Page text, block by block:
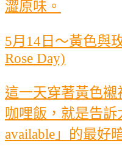
澀原味。
5月14日～黃色與
Rose Day)
這一天穿著黃色
咖哩飯，就是告訴
available」的最好